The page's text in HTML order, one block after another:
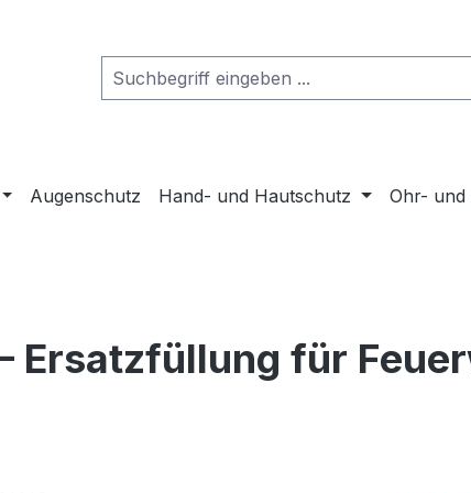
Augenschutz Hand- und Hautschutz Ohr- und
Ersatzfüllung für